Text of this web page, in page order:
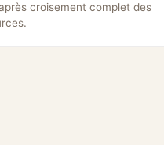
croisement complet des